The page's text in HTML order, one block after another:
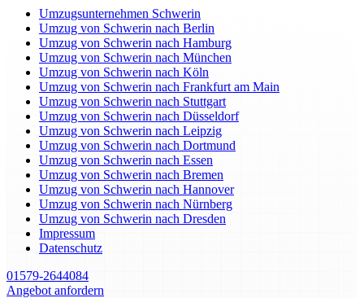
Umzugsunternehmen Schwerin
Umzug von Schwerin nach Berlin
Umzug von Schwerin nach Hamburg
Umzug von Schwerin nach München
Umzug von Schwerin nach Köln
Umzug von Schwerin nach Frankfurt am Main
Umzug von Schwerin nach Stuttgart
Umzug von Schwerin nach Düsseldorf
Umzug von Schwerin nach Leipzig
Umzug von Schwerin nach Dortmund
Umzug von Schwerin nach Essen
Umzug von Schwerin nach Bremen
Umzug von Schwerin nach Hannover
Umzug von Schwerin nach Nürnberg
Umzug von Schwerin nach Dresden
Impressum
Datenschutz
01579-2644084
Angebot anfordern